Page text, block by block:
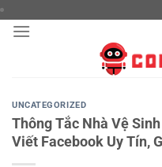
đến
UNCATEGORIZED
Thông Tắc Nhà Vệ
Viết Facebook Uy Tín,